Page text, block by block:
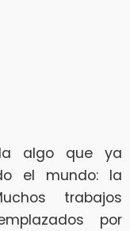
algo que ya
el mundo: la
trabajos
por